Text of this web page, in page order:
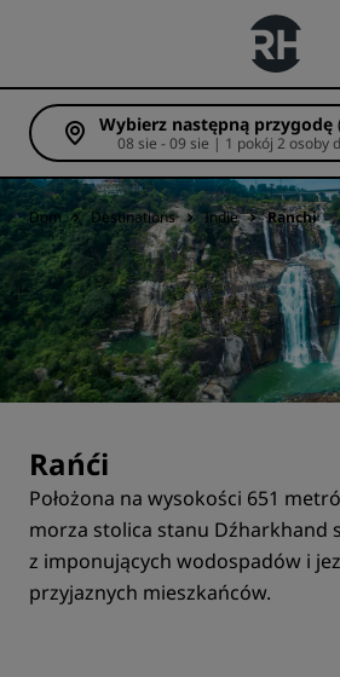
Wybierz następną przygodę
08 sie - 09 sie | 1
Dom Destinations Indie Ranchi
Rańći
Położona na wysokości 651
morza stolica stanu Dźharkhand
z imponujących wodospadów i
przyjaznych mieszkańców.